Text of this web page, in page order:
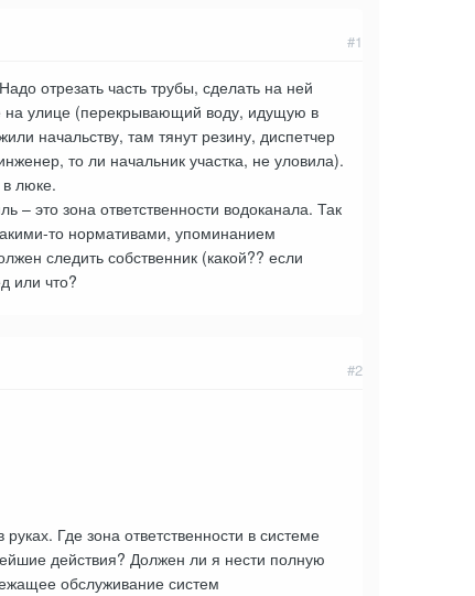
#1
отрезать часть трубы, сделать на ней
на улице (перекрывающий воду, идущую в
начальству, там тянут резину, диспетчер
то ли начальник участка, не уловила).
люке.
– это зона ответственности водоканала. Так
то нормативами, упоминанием
следить собственник (какой?? если
или что?
#2
Где зона ответственности в системе
действия? Должен ли я нести полную
обслуживание систем